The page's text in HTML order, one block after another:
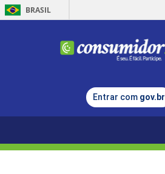
BRASIL
Entrar com gov.br